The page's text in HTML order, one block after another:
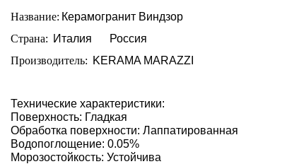
Название: Керамогранит Виндзор
Страна: Италия
Россия
Производитель: KERAMA MARAZZI
Технические характеристики:
Поверхность: Гладкая
Обработка поверхности: Лаппатированная
Водопоглощение: 0.05%
Морозостойкость: Устойчива